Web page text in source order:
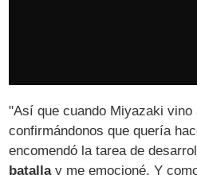
"Así que cuando Miyazaki
confirmándonos que quería
encomendó la tarea de
batallay me emocioné. Y